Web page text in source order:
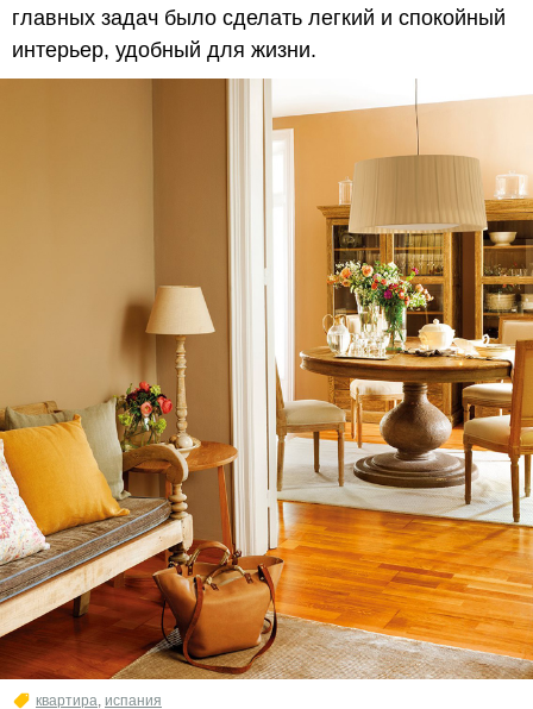
главных задач было сделать легкий и спокойный
интерьер, удобный для жизни.
квартира, испания